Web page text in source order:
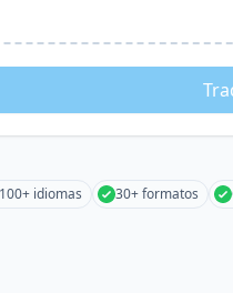
idiomas 30+ formatos